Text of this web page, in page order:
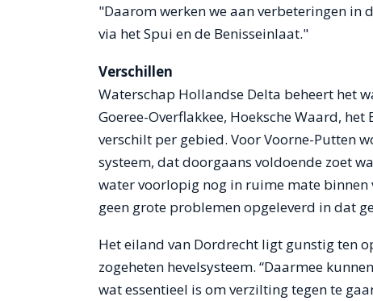
"Daarom werken we aan verbeteringen in
via het Spui en de Benisseinlaat."
Verschillen
Waterschap Hollandse Delta beheert het
Goeree-Overflakkee, Hoeksche Waard,
verschilt per gebied. Voor Voorne-Putten
systeem, dat doorgaans voldoende zoet
water voorlopig nog in ruime mate
geen grote problemen opgeleverd in dat
Het eiland van Dordrecht ligt gunstig ten
zogeheten hevelsysteem. “Daarmee
wat essentieel is om verzilting tegen te